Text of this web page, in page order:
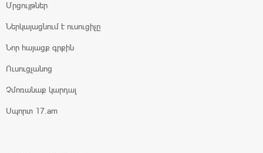
Մրցույթներ
Ներկայացնում է ուսուցիչը
Նոր հայացք գրքին
Ուսուցչանոց
Չմոռանաք կարդալ
Սպորտ 17.am